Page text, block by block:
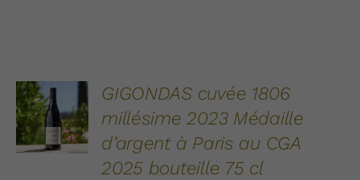
AJOUTER
AU
PANIER
/
DÉTAILS
GIGONDAS cuvée 1806
millésime 2023 Médaille
d’argent à Paris au CGA
2025 bouteille 75 cl